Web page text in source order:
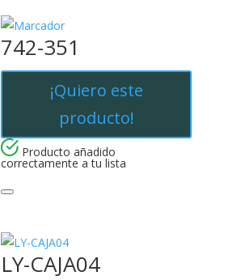
742-351
¡Quiero este
producto!
Producto añadido
correctamente a tu lista
LY-CAJA04